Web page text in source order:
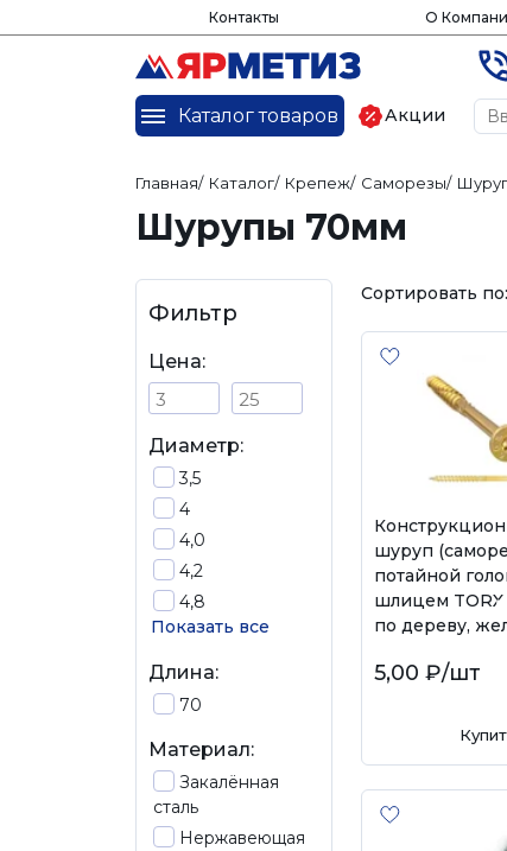
Контакты О
Каталог товаров Акции
Главная/ Каталог/ Крепеж/ Саморезы/
Шурупы 70мм
Фильтр
Цена:
Диаметр:
3,5
4
4,0
4,2
4,8
Показать все
Длина:
70
Материал:
Закалённая
сталь
Нержавеющая
Сортировать по:
шуруп
потайной
шлицем TORX
по дереву,
5,00 ₽/шт